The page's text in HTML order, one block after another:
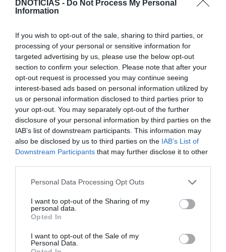
DNOTICIAS - Do Not Process My Personal
Information
If you wish to opt-out of the sale, sharing to third parties, or
processing of your personal or sensitive information for
targeted advertising by us, please use the below opt-out
section to confirm your selection. Please note that after your
opt-out request is processed you may continue seeing
interest-based ads based on personal information utilized by
us or personal information disclosed to third parties prior to
your opt-out. You may separately opt-out of the further
disclosure of your personal information by third parties on the
IAB’s list of downstream participants. This information may
also be disclosed by us to third parties on the IAB’s List of
Downstream Participants that may further disclose it to other
Please note that this website/app uses one or more Google
not limited to your visit or usage behaviour. You may click to
grant or deny consent to Google and its third-party tags to
use your data for below specified purposes in below Google
consent section.
Personal Data Processing Opt Outs
I want to opt-out of the Sharing of my
personal data.
Opted In
I want to opt-out of the Sale of my
Personal Data.
0 Comentários
Últimas
PRODUTOS E MARCAS
Conheça a programação de fim-de-semana dos hotéis
da colecção Savoy Signature
PRODUTOS E MARCAS
DHRT celebra dois anos com evento que junta música,
moda e criatividade no Funchal
PRODUTOS E MARCAS